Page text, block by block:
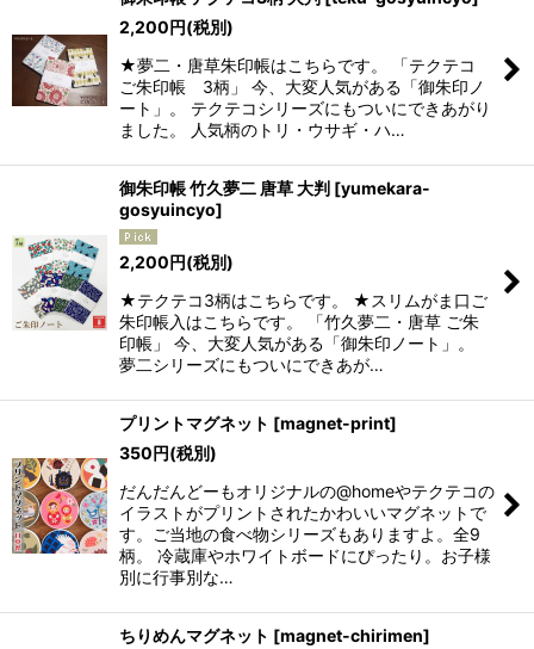
2,200円(税別)
★夢二・唐草朱印帳はこちらです。 「テクテコ
ご朱印帳 3柄」 今、大変人気がある「御朱印ノ
ート」。 テクテコシリーズにもついにできあがり
ました。 人気柄のトリ・ウサギ・ハ…
御朱印帳 竹久夢二 唐草 大判 [yumekara-
gosyuincyo]
2,200円(税別)
★テクテコ3柄はこちらです。 ★スリムがま口ご
朱印帳入はこちらです。 「竹久夢二・唐草 ご朱
印帳」 今、大変人気がある「御朱印ノート」。
夢二シリーズにもついにできあが…
プリントマグネット [magnet-print]
350円(税別)
だんだんどーもオリジナルの@homeやテクテコの
イラストがプリントされたかわいいマグネットで
す。ご当地の食べ物シリーズもありますよ。全9
柄。 冷蔵庫やホワイトボードにぴったり。お子様
別に行事別な…
ちりめんマグネット [magnet-chirimen]